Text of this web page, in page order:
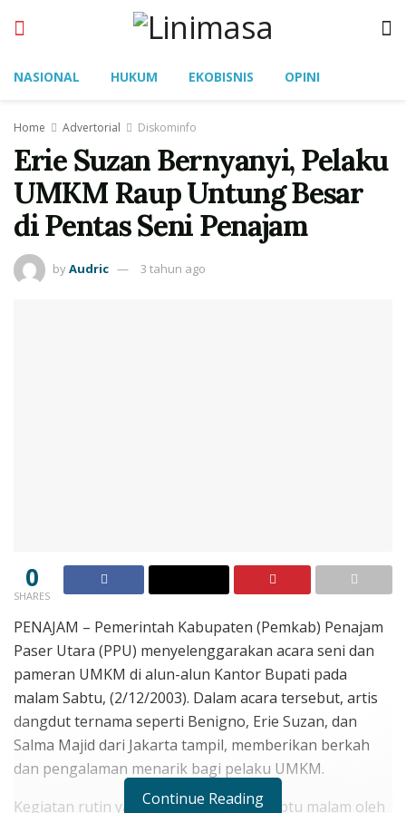
NASIONAL HUKUM EKOBISNIS OPINI
Home Advertorial Diskominfo
Erie Suzan Bernyanyi, Pelaku
UMKM Raup Untung Besar
di Pentas Seni Penajam
byAudric 3 tahun ago
0
SHARES
PENAJAM – Pemerintah Kabupaten (Pemkab) Penajam
Paser Utara (PPU) menyelenggarakan acara seni dan
pameran UMKM di alun-alun Kantor Bupati pada
malam Sabtu, (2/12/2003). Dalam acara tersebut, artis
dangdut ternama seperti Benigno, Erie Suzan, dan
Salma Majid dari Jakarta tampil, memberikan berkah
dan pengalaman menarik bagi pelaku UMKM.
Kegiatan rutin yang diadakan setiap Sabtu malam oleh
Continue Reading